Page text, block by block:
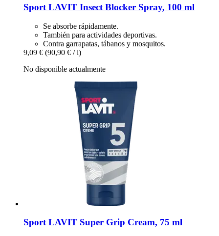
Sport LAVIT Insect Blocker Spray, 100 ml
Se absorbe rápidamente.
También para actividades deportivas.
Contra garrapatas, tábanos y mosquitos.
9,09 € (90,90 € / l)
No disponible actualmente
Sport LAVIT Super Grip Cream, 75 ml